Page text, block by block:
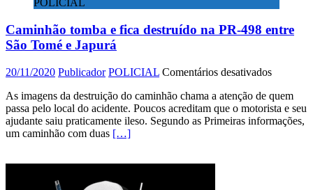
e
Cidade
Gaúcha
(PR)
POLICIAL
Caminhão tomba e fica destruído na PR-498 entre
São Tomé e Japurá
20/11/2020 Publicador POLICIAL Comentários desativadosem
tomba
e
fica
As imagens da destruição do caminhão chama a atenção de quem
passa pelo local do acidente. Poucos acreditam que o motorista e seu
ajudante saiu praticamente ileso. Segundo as Primeiras informações,
um caminhão com duas […]